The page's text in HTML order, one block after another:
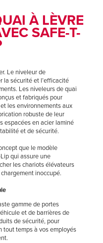
12 37
À LÈVRE
SAFE-T-
Le niveleur de
la sécurité et l’efficacité
Les niveleurs de quai
et fabriqués pour
les environnements aux
robuste de leur
espacées en acier laminé
et de sécurité.
que le modèle
qui assure une
les chariots élévateurs
inoccupé.
gamme de portes
et de barrières de
de sécurité, pour
tout temps à vos employés